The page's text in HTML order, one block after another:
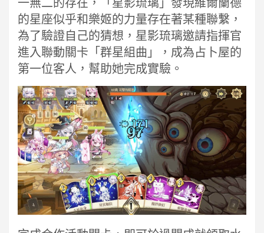
一無二的存在，「星影琉璃」發現維爾蘭德
的星座似乎和樂姬的力量存在著某種聯繫，
為了驗證自己的猜想，星影琉璃邀請指揮官
進入聯動關卡「群星組曲」，成為占卜屋的
第一位客人，幫助她完成實驗。